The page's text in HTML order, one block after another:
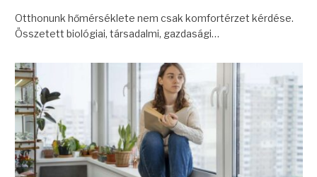
Otthonunk hőmérséklete nem csak komfortérzet kérdése.
Összetett biológiai, társadalmi, gazdasági…